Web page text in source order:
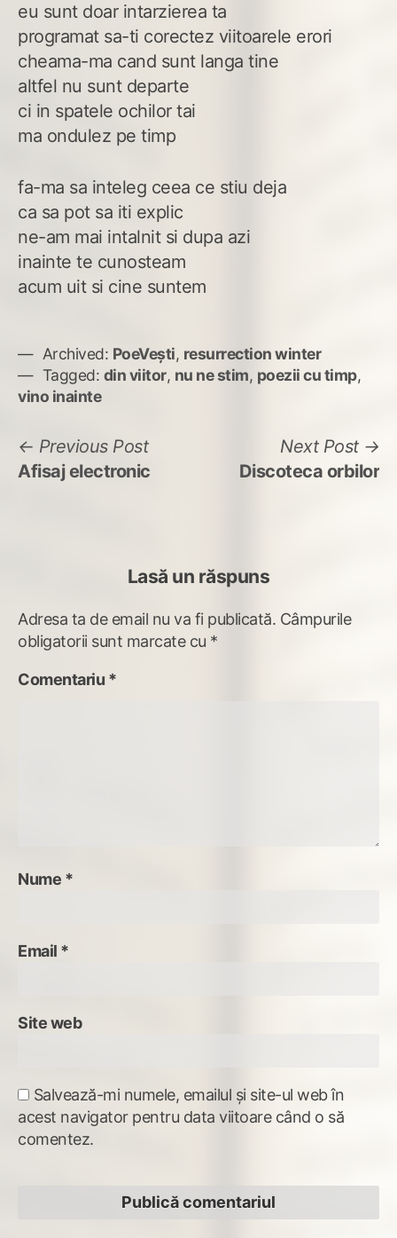
eu sunt doar intarzierea ta
programat sa-ti corectez viitoarele erori
cheama-ma cand sunt langa tine
altfel nu sunt departe
ci in spatele ochilor tai
ma ondulez pe timp
fa-ma sa inteleg ceea ce stiu deja
ca sa pot sa iti explic
ne-am mai intalnit si dupa azi
inainte te cunosteam
acum uit si cine suntem
Archived: PoeVești, resurrection winter
Tagged: din viitor, nu ne stim, poezii cu timp,
vino inainte
Navigare
în
Previous PostPrevious
post:
Afisaj electronic
Next Post
Discoteca orbilor
Lasă un răspuns
Adresa ta de email nu va fi publicată. Câmpurile
obligatorii sunt marcate cu *
Comentariu *
Nume *
Email *
Site web
Salvează-mi numele, emailul și site-ul web în
acest navigator pentru data viitoare când o să
comentez.